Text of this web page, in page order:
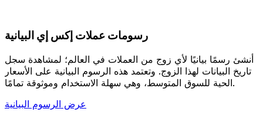
رسومات عملات إكس إي البيانية
أنشئ رسمًا بيانيًا لأي زوج من العملات في العالم؛ لمشاهدة سجل
تاريخ البيانات لهذا الزوج. وتعتمد هذه الرسوم البيانية على الأسعار
الحية للسوق المتوسط، وهي سهلة الاستخدام وموثوقة تمامًا.
عرض الرسوم البيانية